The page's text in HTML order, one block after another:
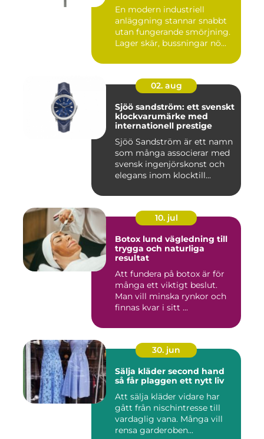
En modern industriell
anläggning stannar snabbt
utan fungerande smörjning.
Lager skär, bussningar nö...
02. aug
Sjöö sandström: ett svenskt
klockvarumärke med
internationell prestige
Sjöö Sandström är ett namn
som många associerar med
svensk ingenjörskonst och
elegans inom klocktill...
10. jul
Botox lund vägledning till
trygga och naturliga
resultat
Att fundera på botox är för
många ett viktigt beslut.
Man vill minska rynkor och
finnas kvar i sitt ...
30. jun
Sälja kläder second hand
så får plaggen ett nytt liv
Att sälja kläder vidare har
gått från nischintresse till
vardaglig vana. Många vill
rensa garderoben...